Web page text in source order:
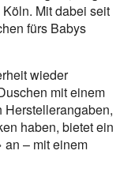
Mit dabei seit
fürs Babys
wieder
mit einem
Herstellerangaben,
haben, bietet ein
an – mit einem